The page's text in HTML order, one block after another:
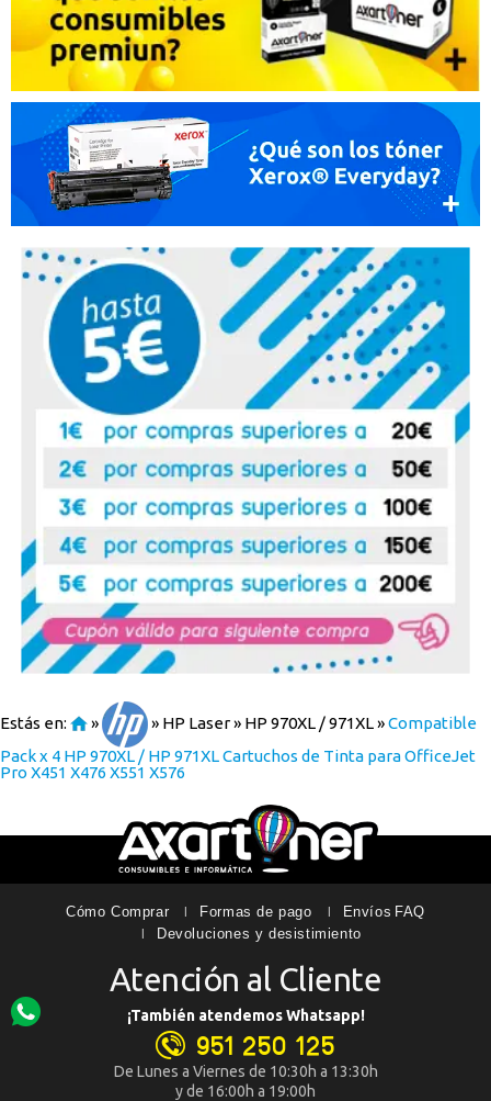
Estás en: » » HP Laser» HP 970XL / 971XL»Compatible
Pack x 4 HP 970XL / HP 971XL Cartuchos de Tinta para OfficeJet
Pro X451 X476 X551 X576
Cómo Comprar Formas de pago Envíos FAQ
Devoluciones y desistimiento
Atención al Cliente
¡También atendemos Whatsapp!
951 250 125
De Lunes a Viernes de 10:30h a 13:30h
y de 16:00h a 19:00h